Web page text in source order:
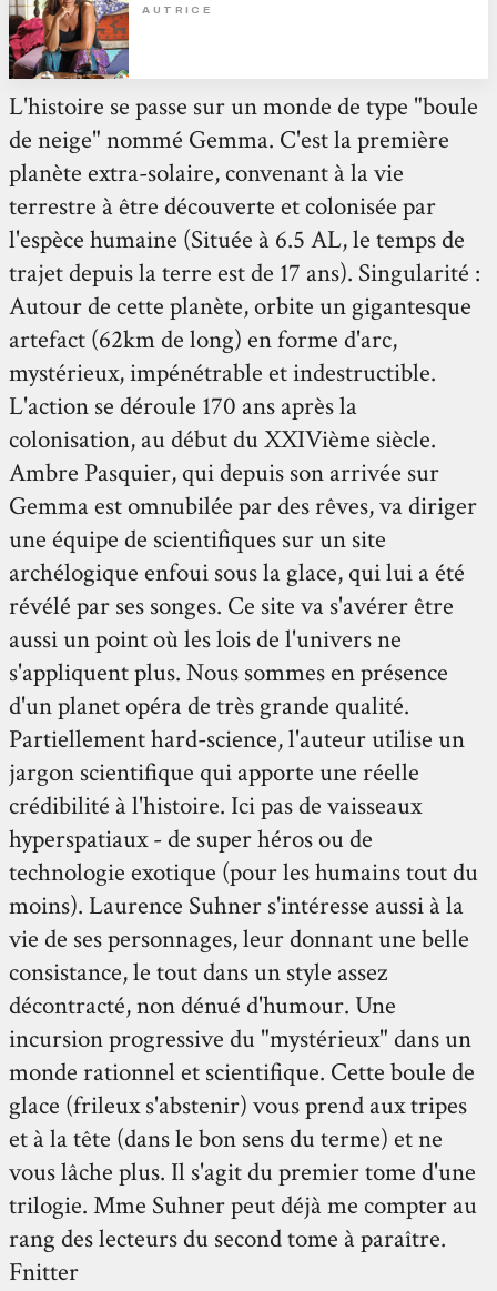
AUTRICE
L'histoire se passe sur un monde de type "boule
de neige" nommé Gemma. C'est la première
planète extra-solaire, convenant à la vie
terrestre à être découverte et colonisée par
l'espèce humaine (Située à 6.5 AL, le temps de
trajet depuis la terre est de 17 ans). Singularité :
Autour de cette planète, orbite un gigantesque
artefact (62km de long) en forme d'arc,
mystérieux, impénétrable et indestructible.
L'action se déroule 170 ans après la
colonisation, au début du XXIVième siècle.
Ambre Pasquier, qui depuis son arrivée sur
Gemma est omnubilée par des rêves, va diriger
une équipe de scientifiques sur un site
archélogique enfoui sous la glace, qui lui a été
révélé par ses songes. Ce site va s'avérer être
aussi un point où les lois de l'univers ne
s'appliquent plus. Nous sommes en présence
d'un planet opéra de très grande qualité.
Partiellement hard-science, l'auteur utilise un
jargon scientifique qui apporte une réelle
crédibilité à l'histoire. Ici pas de vaisseaux
hyperspatiaux - de super héros ou de
technologie exotique (pour les humains tout du
moins). Laurence Suhner s'intéresse aussi à la
vie de ses personnages, leur donnant une belle
consistance, le tout dans un style assez
décontracté, non dénué d'humour. Une
incursion progressive du "mystérieux" dans un
monde rationnel et scientifique. Cette boule de
glace (frileux s'abstenir) vous prend aux tripes
et à la tête (dans le bon sens du terme) et ne
vous lâche plus. Il s'agit du premier tome d'une
trilogie. Mme Suhner peut déjà me compter au
rang des lecteurs du second tome à paraître.
Fnitter